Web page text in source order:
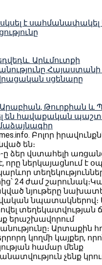
է սահմանափակել
Արևմուտքի
սցենարը
Արաբիան, Թուրքիան և
են հավաքական
Բոլոր
են։
ը ձեր վստահելի
որը ներկայացնում է
24 ժամ
նյութերը
նպատակներով։
տեղեկատվության
երաշխավորում
Արտաքին
կողմի կայքեր,
համար մենք
չենք